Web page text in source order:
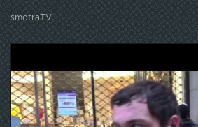
smotraTV